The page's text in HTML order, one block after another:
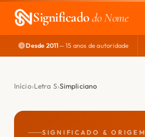
Significadodo Nome
EXPLORAR
NOME PERFEITO
Desde 2011— 15 anos de autoridade
Início Letra S Simpliciano
SIGNIFICADO & ORIGEM